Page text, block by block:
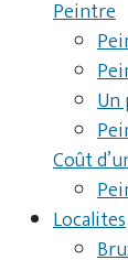
Peintre
Un
Coût
Localites